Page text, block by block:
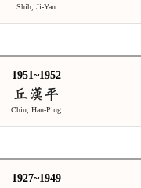
Shih, Ji-Yan
1951~1952
丘漢平
Chiu, Han-Ping
1927~1949